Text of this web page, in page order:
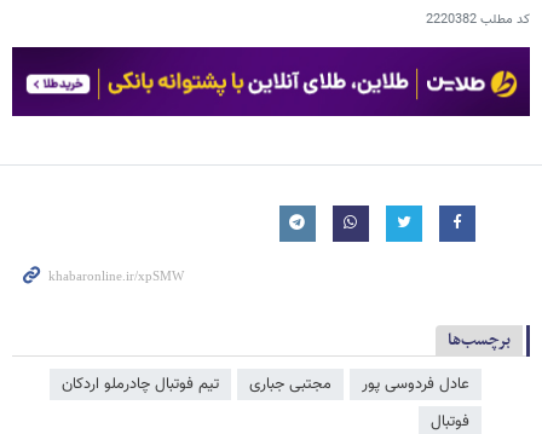
کد مطلب2220382
برچسب‌ها
عادل فردوسی‌ پور مجتبی جباری
تیم فوتبال چادرملو اردکان
فوتبال